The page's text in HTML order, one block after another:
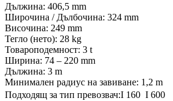
Дължина: 406,5 mm
Широчина / Дълбочина: 324 mm
Височина: 249 mm
Тегло (нето): 28 kg
Товароподемност: 3 t
Ширина: 74 – 220 mm
Дължина: 3 m
Минимален радиус на завиване: 1,2 m
Подходящ за тип превозвач:I 160  I 600